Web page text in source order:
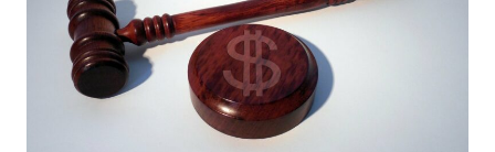
ONZERNEN